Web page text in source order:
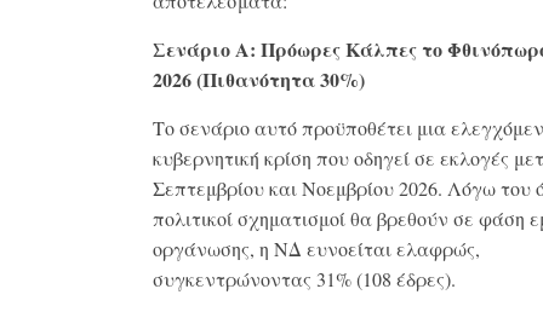
Σενάριο Α: Πρόωρες Κάλπες το
2026 (Πιθανότητα 30%)
Το σενάριο αυτό προϋποθέτει μια
κυβερνητική κρίση που οδηγεί σε εκλογές
Σεπτεμβρίου και Νοεμβρίου 2026. Λόγω του
πολιτικοί σχηματισμοί θα βρεθούν σε φάση
οργάνωσης, η ΝΔ ευνοείται ελαφρώς,
συγκεντρώνοντας 31% (108 έδρες).